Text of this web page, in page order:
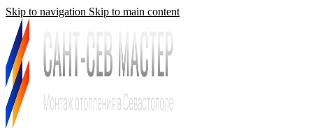
Skip to navigation Skip to main content